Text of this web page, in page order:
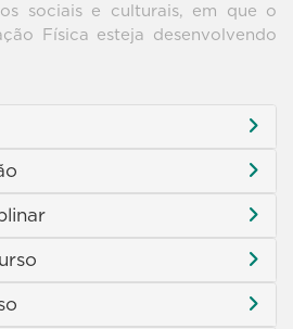
sociais e culturais, em que o
Física esteja desenvolvendo